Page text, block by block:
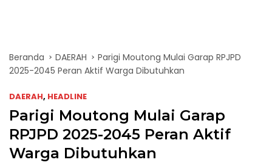
Beranda DAERAH
Parigi Moutong Mulai Garap RPJPD
2025-2045 Peran Aktif Warga Dibutuhkan
DAERAH, HEADLINE
Parigi Moutong Mulai Garap
RPJPD 2025-2045 Peran Aktif
Warga Dibutuhkan